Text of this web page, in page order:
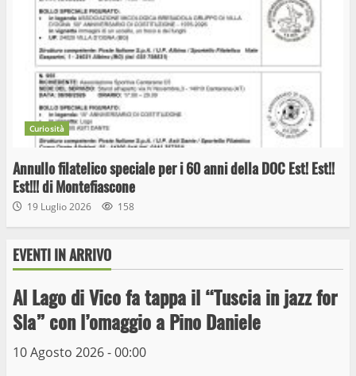
Curiosità
Annullo filatelico speciale per i 60 anni della DOC Est! Est!!
Est!!! di Montefiascone
19 Luglio 2026 158
EVENTI IN ARRIVO
Al Lago di Vico fa tappa il “Tuscia in jazz for
Sla” con l’omaggio a Pino Daniele
10 Agosto 2026 - 00:00
3
Wiplanet Baseball supera il Napoli
9 Maggio 2023